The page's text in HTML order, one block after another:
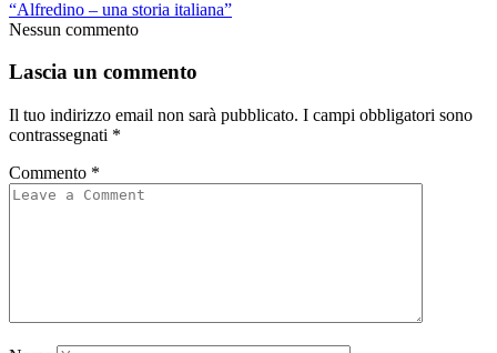
“Alfredino – una storia italiana”
Nessun commento
Lascia un commento
Il tuo indirizzo email non sarà pubblicato. I campi obbligatori sono
contrassegnati *
Commento *